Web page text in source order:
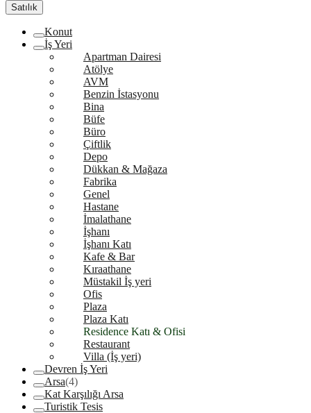
Satılık
Konut
İş Yeri
Apartman Dairesi
Atölye
AVM
Benzin İstasyonu
Bina
Büfe
Büro
Çiftlik
Depo
Dükkan & Mağaza
Fabrika
Genel
Hastane
İmalathane
İşhanı
İşhanı Katı
Kafe & Bar
Kıraathane
Müstakil İş yeri
Ofis
Plaza
Plaza Katı
Residence Katı & Ofisi
Restaurant
Villa (İş yeri)
Devren İş Yeri
Arsa(4)
Kat Karşılığı Arsa
Turistik Tesis